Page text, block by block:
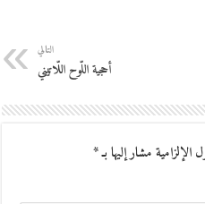
التالي
أحجية اللّوح اللّاتيني
الإلزامية مشار إليها بـ*